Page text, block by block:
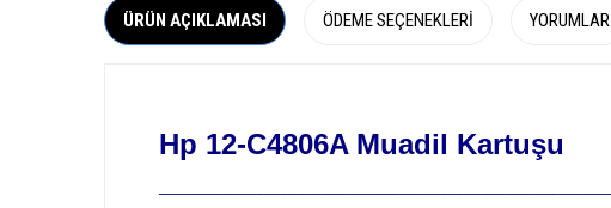
ÜRÜN AÇIKLAMASI ÖDEME SEÇENEKLERI YORUMLAR
Hp 12-C4806A Muadil Kartuşu